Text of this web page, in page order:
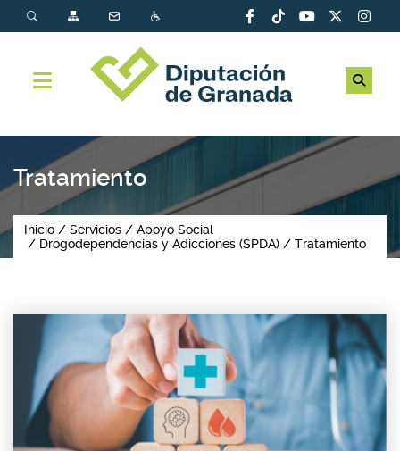
Tratamiento
Inicio Servicios
Apoyo Social
Drogodependencias y Adicciones (SPDA)
Tratamiento